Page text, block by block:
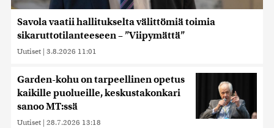
Savola vaatii hallitukselta välittömiä toimia
sikaruttotilanteeseen – ”Viipymättä”
Uutiset | 3.8.2026 11:01
Garden-kohu on tarpeellinen opetus
kaikille puolueille, keskustakonkari
sanoo MT:ssä
Uutiset | 28.7.2026 13:18